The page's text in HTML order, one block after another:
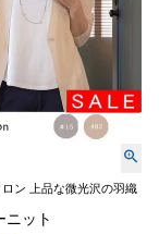
ン 上品な微光沢の羽織
ニット